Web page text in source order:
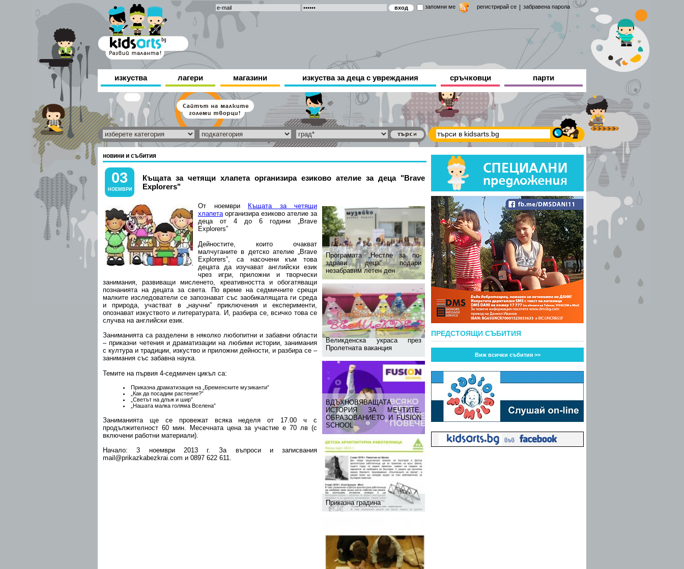
запомни ме регистрирай се забравена парола
изкуства лагери магазини изкуства за деца с увреждания сръчковци парти
новини и събития
03
НОЕМВРИ
Къщата за четящи хлапета организира езиково ателие за деца "Brave
Explorers"
Програмата „Нестле за по-
здрави деца“ подари
незабравим летен ден
Великденска украса през
Пролетната ваканция
ВДЪХНОВЯВАЩАТА
ИСТОРИЯ ЗА МЕЧТИТЕ,
ОБРАЗОВАНИЕТО И FUSION
SCHOOL
Приказна градина
От ноември
Къщата за четящи
хлапетаорганизира езиково ателие за
деца от 4 до 6 години „Brave
Explorers”
Дейностите, които очакват
малчуганите в детско ателие „Brave
Explorers”, са насочени към това
децата да изучават английски език
чрез игри, приложни и творчески
занимания, развиващи мисленето, креативността и обогатяващи
познанията на децата за света. По време на седмичните срещи
малките изследователи се запознават със заобикалящата ги среда
и природа, участват в „научни” приключения и експерименти,
опознават изкуството и литературата. И, разбира се, всичко това се
случва на английски език.
Заниманията са разделени в няколко любопитни и забавни области
– приказни четения и драматизации на любими истории, занимания
с култура и традиции, изкуство и приложни дейности, и разбира се –
занимания със забавна наука.
Темите на първия 4-седмичен цикъл са:
Приказна драматизация на „Бременските музиканти”
„Как да посадим растение?”
„Светът на длъж и шир”
„Нашата малка голяма Вселена”
Заниманията ще се провежат всяка неделя от 17.00 ч с
продължителност 60 мин. Месечната цена за участие е 70 лв (с
включени работни материали).
Начало: 3 ноември 2013 г. За въпроси и записвания
mail@prikazkabezkrai.com и 0897 622 611.
ПРЕДСТОЯЩИ СЪБИТИЯ
Виж всички събития >>